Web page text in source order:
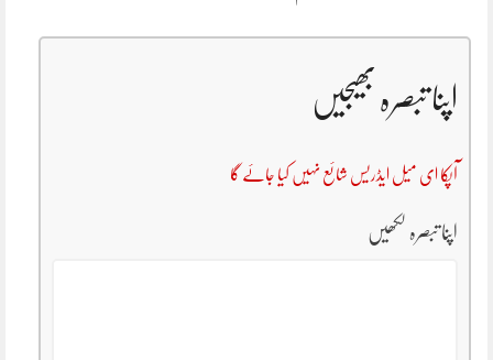
اپنا تبصرہ بھیجیں
آپکا ای میل ایڈریس شائع نہیں کیا جائے گا
اپنا تبصرہ لکھیں